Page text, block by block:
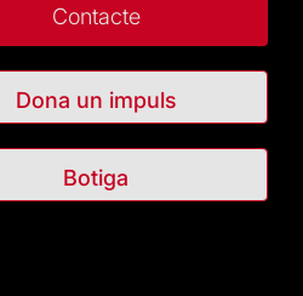
Contacte
Dona un impuls
Botiga